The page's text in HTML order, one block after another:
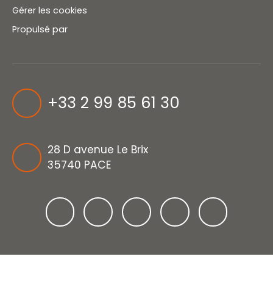
Gérer les cookies
Propulsé par
+33 2 99 85 61 30
28 D avenue Le Brix
35740 PACE